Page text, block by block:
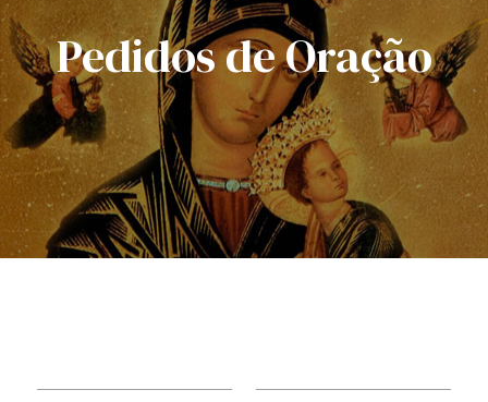
Pedidos de Oração